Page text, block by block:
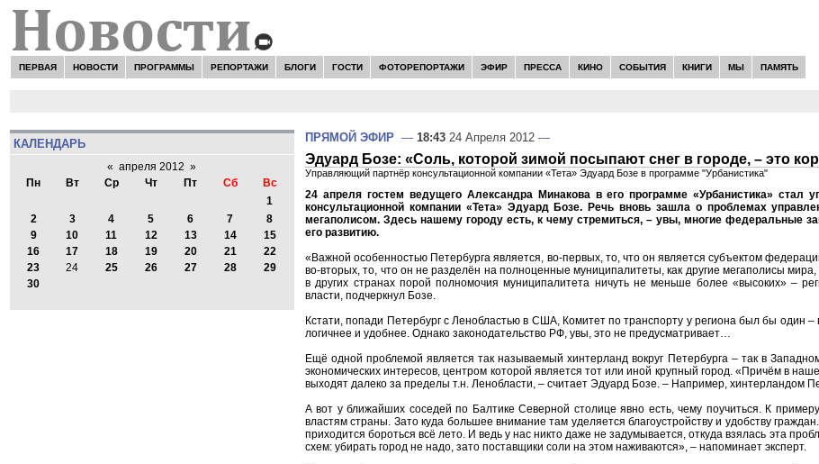
ПЕРВАЯ НОВОСТИ ПРОГРАММЫ РЕПОРТАЖИ БЛОГИ ГОСТИ ФОТОРЕПОРТАЖИ ЭФИР ПРЕССА КИНО СОБЫТИЯ КНИГИ МЫ ПАМЯТЬ
КАЛЕНДАРЬ
« апреля 2012 »
Пн
Вт Ср Чт Пт Сб
Вс
1
2
3 4 5 6 7
8
9
10 11 12 13 14
15
16
17 18 19 20 21
22
23
24 25 26 27 28
29
30
ПРЯМОЙ ЭФИР — 18:43 24 Апреля 2012 —
Эдуард Бозе: «Соль, которой зимой посыпают снег в городе, – это
Управляющий партнёр консультационной компании «Тета» Эдуард Бозе в программе "Урбанистика"
24 апреля гостем ведущего Александра Минакова в его программе «Урбанистика» стал
консультационной компании «Тета» Эдуард Бозе. Речь вновь зашла о проблемах
мегаполисом. Здесь нашему городу есть, к чему стремиться, – увы, многие федеральные
его развитию.
«Важной особенностью Петербурга является, во-первых, то, что он является субъектом
во-вторых, то, что он не разделён на полноценные муниципалитеты, как другие мегаполисы
в других странах порой полномочия муниципалитета ничуть не меньше более «высоких» –
власти, подчеркнул Бозе.
Кстати, попади Петербург с Ленобластью в США, Комитет по транспорту у региона был бы один –
логичнее и удобнее. Однако законодательство РФ, увы, это не предусматривает…
Ещё одной проблемой является так называемый хинтерланд вокруг Петербурга – так в
экономических интересов, центром которой является тот или иной крупный город. «Причём в
выходят далеко за пределы т.н. Ленобласти, – считает Эдуард Бозе. – Например, хинтерландом
А вот у ближайших соседей по Балтике Северной столице явно есть, чему поучиться. К
властям страны. Зато куда большее внимание там уделяется благоустройству и удобству
приходится бороться всё лето. И ведь у нас никто даже не задумывается, откуда взялась эта
схем: убирать город не надо, зато поставщики соли на этом наживаются», – напоминает эксперт.